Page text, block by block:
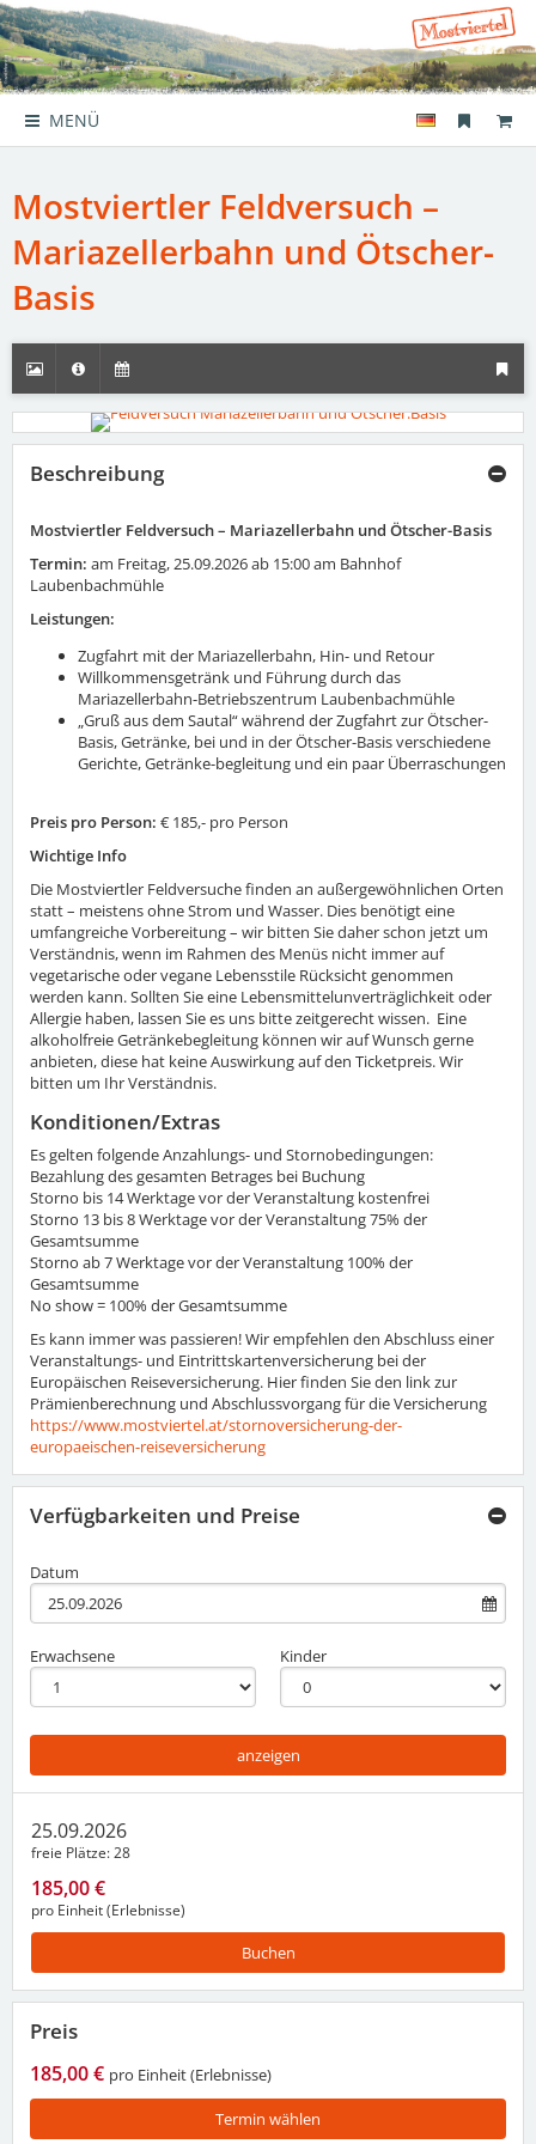
MENÜ
Mostviertler Feldversuch –
Mariazellerbahn und Ötscher-
Basis
Beschreibung
Mostviertler Feldversuch – Mariazellerbahn und Ötscher-Basis
Termin: am Freitag, 25.09.2026 ab 15:00 am Bahnhof
Laubenbachmühle
Leistungen:
Zugfahrt mit der Mariazellerbahn, Hin- und Retour
Willkommensgetränk und Führung durch das
Mariazellerbahn-Betriebszentrum Laubenbachmühle
„Gruß aus dem Sautal“ während der Zugfahrt zur Ötscher-
Basis, Getränke, bei und in der Ötscher-Basis verschiedene
Gerichte, Getränke-begleitung und ein paar Überraschungen
Preis pro Person: € 185,- pro Person
Wichtige Info
Die Mostviertler Feldversuche finden an außergewöhnlichen Orten
statt – meistens ohne Strom und Wasser. Dies benötigt eine
umfangreiche Vorbereitung – wir bitten Sie daher schon jetzt um
Verständnis, wenn im Rahmen des Menüs nicht immer auf
vegetarische oder vegane Lebensstile Rücksicht genommen
werden kann. Sollten Sie eine Lebensmittelunverträglichkeit oder
Allergie haben, lassen Sie es uns bitte zeitgerecht wissen. Eine
alkoholfreie Getränkebegleitung können wir auf Wunsch gerne
anbieten, diese hat keine Auswirkung auf den Ticketpreis. Wir
bitten um Ihr Verständnis.
Konditionen/Extras
Es gelten folgende Anzahlungs- und Stornobedingungen:
Bezahlung des gesamten Betrages bei Buchung
Storno bis 14 Werktage vor der Veranstaltung kostenfrei
Storno 13 bis 8 Werktage vor der Veranstaltung 75% der
Gesamtsumme
Storno ab 7 Werktage vor der Veranstaltung 100% der
Gesamtsumme
No show = 100% der Gesamtsumme
Es kann immer was passieren! Wir empfehlen den Abschluss einer
Veranstaltungs- und Eintrittskartenversicherung bei der
Europäischen Reiseversicherung. Hier finden Sie den link zur
Prämienberechnung und Abschlussvorgang für die Versicherung
https://www.mostviertel.at/stornoversicherung-der-
europaeischen-reiseversicherung
Verfügbarkeiten und Preise
Datum
Erwachsene Kinder
anzeigen
25.09.2026
freie Plätze 28
185,00 €
pro Einheit (Erlebnisse)
Buchen
Preis
185,00 € pro Einheit (Erlebnisse)
Termin wählen